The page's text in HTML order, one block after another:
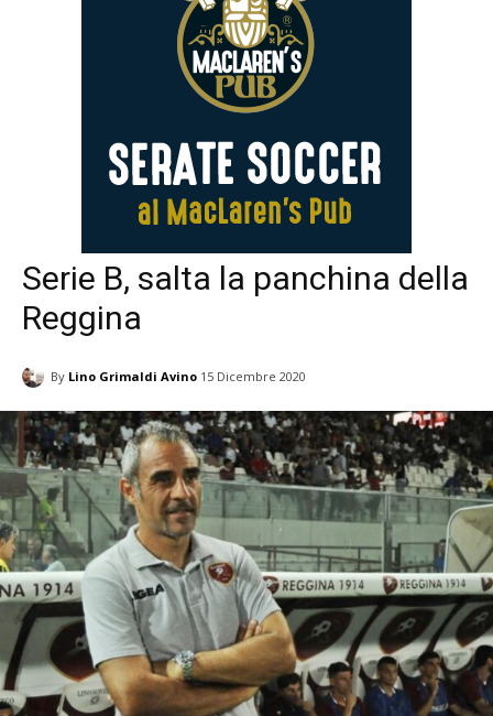
Serie B, salta la panchina della
Reggina
By Lino Grimaldi Avino 15 Dicembre 2020